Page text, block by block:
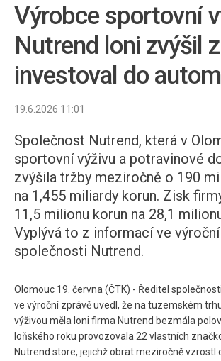
Výrobce sportovní
Nutrend loni zvýšil
investoval do
19.6.2026 11:01
Společnost Nutrend, která v
sportovní výživu a potravinové
zvýšila tržby meziročně o 190
na 1,455 miliardy korun. Zisk
11,5 milionu korun na 28,1
Vyplývá to z informací ve
společnosti Nutrend.
Olomouc 19. června (ČTK) - Ředitel
ve výroční zprávě uvedl, že na tuzemském
výživou měla loni firma Nutrend bezmála
loňského roku provozovala 22 vlastních
Nutrend store, jejichž obrat meziročně vzrostl